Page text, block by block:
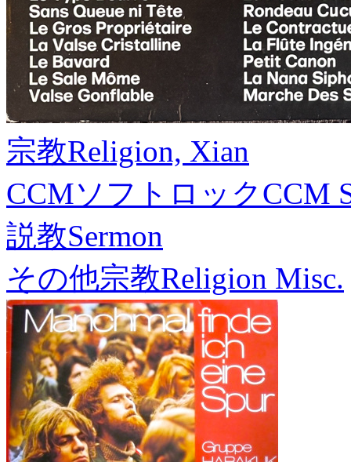
宗教Religion, Xian
CCMソフトロックCCM
説教Sermon
その他宗教Religion Misc.